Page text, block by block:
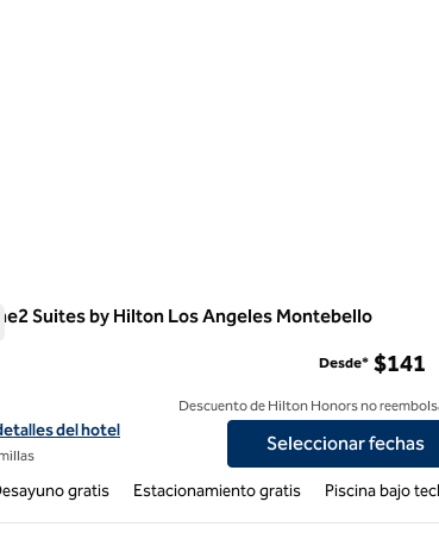
Suites by Hilton Los Angeles Montebello
del hotel Home2 Suites by Hilton Los Angeles
del hotel
Desde* $141
Descuento de Hilton Honors no
Seleccionar fechas
gratis Estacionamiento gratis Piscina bajo